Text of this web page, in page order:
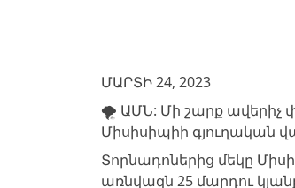
ՄԱՐՏԻ 24, 2023
🌪️ ԱՄՆ: Մի շարք ավերիչ
Միսիսիպիի գյուղական
Տորնադոներից մեկը
առնվազն 25 մարդու